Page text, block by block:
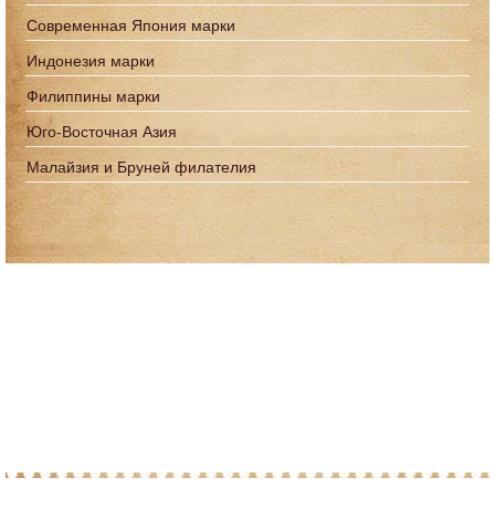
Современная Япония марки
Индонезия марки
Филиппины марки
Юго-Восточная Азия
Малайзия и Бруней филателия